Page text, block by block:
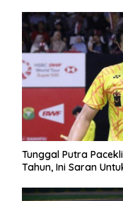
Tunggal Putra
Tahun, Ini Saran